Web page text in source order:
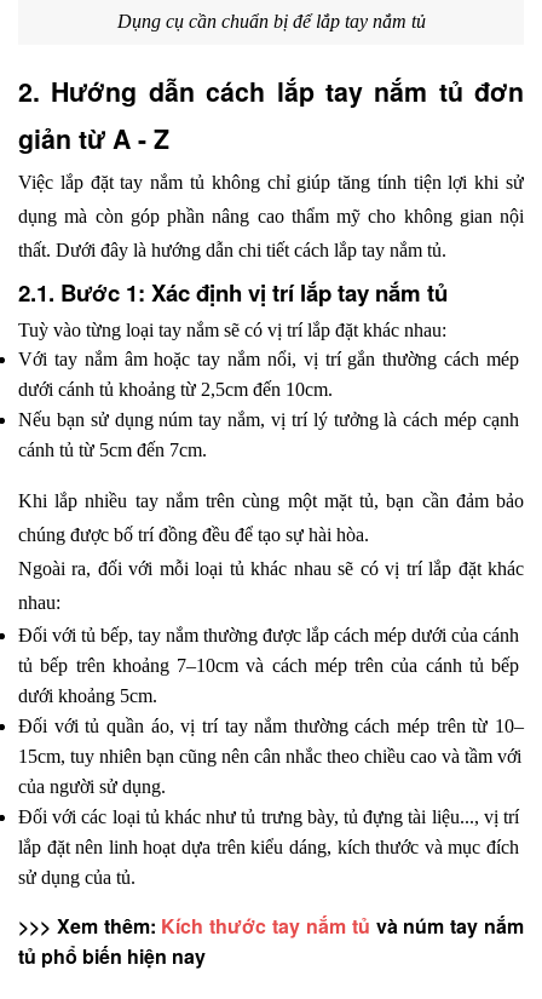
Dụng cụ cần chuẩn bị để lắp tay nắm tủ
2. Hướng dẫn cách lắp tay nắm tủ đơn
giản từ A - Z
Việc lắp đặt tay nắm tủ không chỉ giúp tăng tính tiện lợi khi sử
dụng mà còn góp phần nâng cao thẩm mỹ cho không gian nội
thất. Dưới đây là hướng dẫn chi tiết cách lắp tay nắm tủ.
2.1. Bước 1: Xác định vị trí lắp tay nắm tủ
Tuỳ vào từng loại tay nắm sẽ có vị trí lắp đặt khác nhau:
Với tay nắm âm hoặc tay nắm nổi, vị trí gắn thường cách mép
dưới cánh tủ khoảng từ 2,5cm đến 10cm.
Nếu bạn sử dụng núm tay nắm, vị trí lý tưởng là cách mép cạnh
cánh tủ từ 5cm đến 7cm.
Khi lắp nhiều tay nắm trên cùng một mặt tủ, bạn cần đảm bảo
chúng được bố trí đồng đều để tạo sự hài hòa.
Ngoài ra, đối với mỗi loại tủ khác nhau sẽ có vị trí lắp đặt khác
nhau:
Đối với tủ bếp, tay nắm thường được lắp cách mép dưới của cánh
tủ bếp trên khoảng 7–10cm và cách mép trên của cánh tủ bếp
dưới khoảng 5cm.
Đối với tủ quần áo, vị trí tay nắm thường cách mép trên từ 10–
15cm, tuy nhiên bạn cũng nên cân nhắc theo chiều cao và tầm với
của người sử dụng.
Đối với các loại tủ khác như tủ trưng bày, tủ đựng tài liệu..., vị trí
lắp đặt nên linh hoạt dựa trên kiểu dáng, kích thước và mục đích
sử dụng của tủ.
>>> Xem thêm: Kích thước tay nắm tủ và núm tay nắm
tủ phổ biến hiện nay